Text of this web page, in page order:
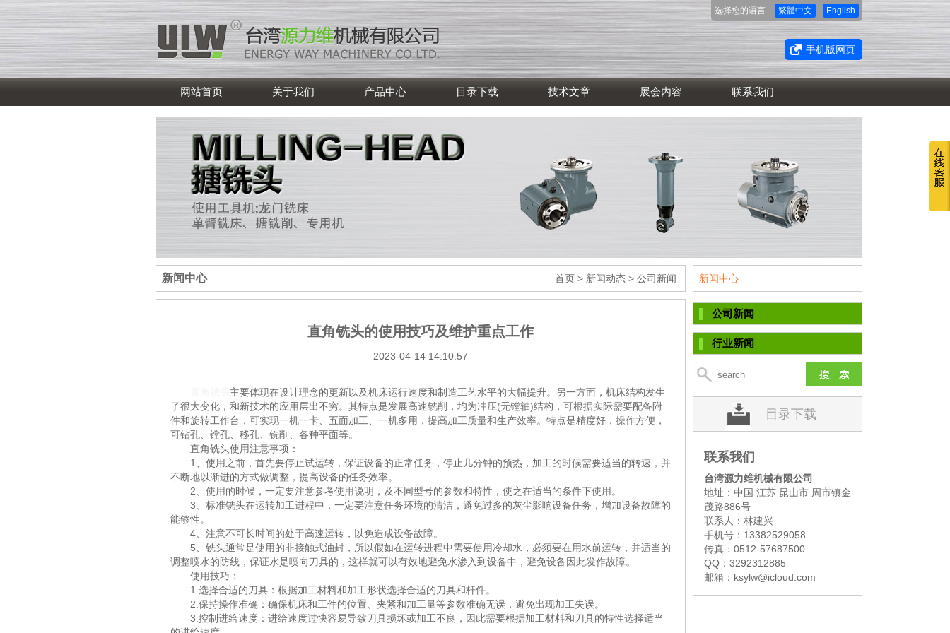
选择您的语言 繁體中文 English
手机版网页
网站首页 关于我们 产品中心 目录下载 技术文章 展会内容 联系我们
新闻中心 首页 > 新闻动态 > 公司新闻 新闻中心
直角铣头的使用技巧及维护重点工作
2023-04-14 14:10:57
主要体现在设计理念的更新以及机床运行速度和制造工艺水平的大幅提升。另一方面，机床结构发生
了很大变化，和新技术的应用层出不穷。其特点是发展高速铣削，均为冲压(无镗轴)结构，可根据实际需要配备附
件和旋转工作台，可实现一机一卡、五面加工、一机多用，提高加工质量和生产效率。特点是精度好，操作方便，
可钻孔、镗孔、移孔、铣削、各种平面等。
直角铣头使用注意事项：
1、使用之前，首先要停止试运转，保证设备的正常任务，停止几分钟的预热，加工的时候需要适当的转速，并
不断地以渐进的方式做调整，提高设备的任务效率。
2、使用的时候，一定要注意参考使用说明，及不同型号的参数和特性，使之在适当的条件下使用。
3、标准铣头在运转加工进程中，一定要注意任务环境的清洁，避免过多的灰尘影响设备任务，增加设备故障的
能够性。
4、注意不可长时间的处于高速运转，以免造成设备故障。
5、铣头通常是使用的非接触式油封，所以假如在运转进程中需要使用冷却水，必须要在用水前运转，并适当的
调整喷水的防线，保证水是喷向刀具的，这样就可以有效地避免水渗入到设备中，避免设备因此发作故障。
使用技巧：
1.选择合适的刀具：根据加工材料和加工形状选择合适的刀具和杆件。
2.保持操作准确：确保机床和工件的位置、夹紧和加工量等参数准确无误，避免出现加工失误。
3.控制进给速度：进给速度过快容易导致刀具损坏或加工不良，因此需要根据加工材料和刀具的特性选择适当
公司新闻
行业新闻
目录下载
联系我们
台湾源力维机械有限公司
地址：中国 江苏 昆山市 周市镇金
茂路886号
联系人：林建兴
手机号：13382529058
传真：0512-57687500
QQ：3292312885
邮箱：ksylw@icloud.com